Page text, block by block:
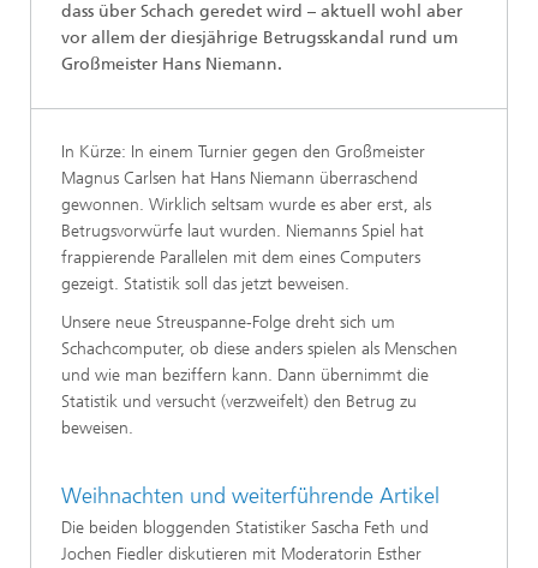
dass über Schach geredet wird – aktuell wohl aber
vor allem der diesjährige Betrugsskandal rund um
Großmeister Hans Niemann.
In Kürze: In einem Turnier gegen den Großmeister
Magnus Carlsen hat Hans Niemann überraschend
gewonnen. Wirklich seltsam wurde es aber erst, als
Betrugsvorwürfe laut wurden. Niemanns Spiel hat
frappierende Parallelen mit dem eines Computers
gezeigt. Statistik soll das jetzt beweisen.
Unsere neue Streuspanne-Folge dreht sich um
Schachcomputer, ob diese anders spielen als Menschen
und wie man beziffern kann. Dann übernimmt die
Statistik und versucht (verzweifelt) den Betrug zu
beweisen.
Weihnachten und weiterführende Artikel
Die beiden bloggenden Statistiker Sascha Feth und
Jochen Fiedler diskutieren mit Moderatorin Esther